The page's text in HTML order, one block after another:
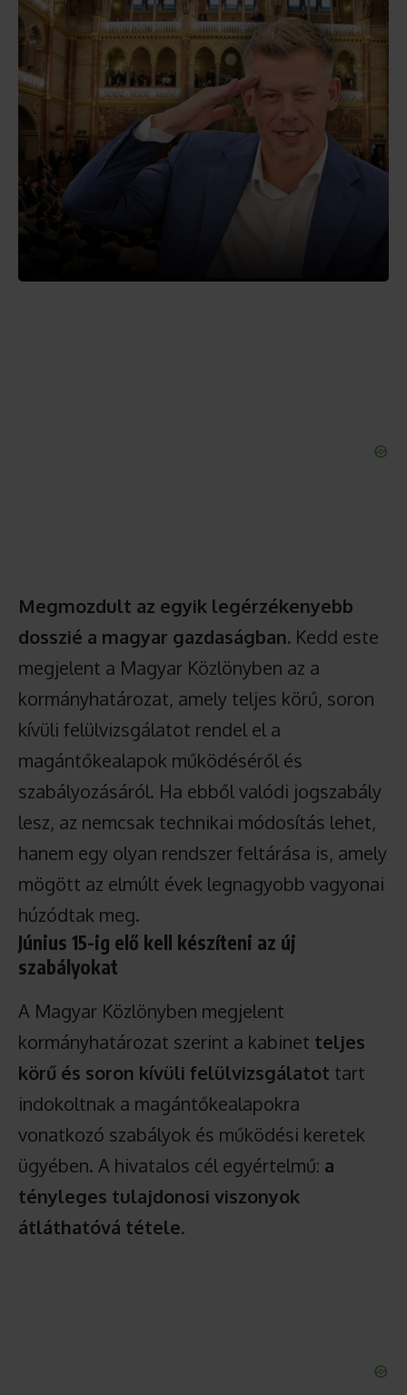
Megmozdult az egyik legérzékenyebb
dosszié a magyar gazdaságban. Kedd este
megjelent a Magyar Közlönyben az a
kormányhatározat, amely teljes körű, soron
kívüli felülvizsgálatot rendel el a
magántőkealapok működéséről és
szabályozásáról. Ha ebből valódi jogszabály
lesz, az nemcsak technikai módosítás lehet,
hanem egy olyan rendszer feltárása is, amely
mögött az elmúlt évek legnagyobb vagyonai
húzódtak meg.
Június 15-ig elő kell készíteni az új
szabályokat
A Magyar Közlönyben megjelent
kormányhatározat szerint a kabinet teljes
körű és soron kívüli felülvizsgálatot tart
indokoltnak a magántőkealapokra
vonatkozó szabályok és működési keretek
ügyében. A hivatalos cél egyértelmű: a
tényleges tulajdonosi viszonyok
átláthatóvá tétele.